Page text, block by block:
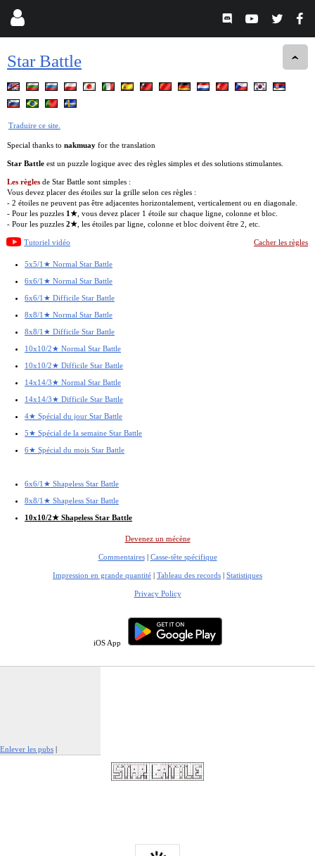
Star Battle
Traduire ce site.
Special thanks to nakmuay for the translation
Star Battle est un puzzle logique avec des règles simples et des solutions stimulantes.
Les règles de Star Battle sont simples :
Vous devez placer des étoiles sur la grille selon ces règles :
- 2 étoiles ne peuvent pas être adjacentes horizontalement, verticalement ou en diagonale.
- Pour les puzzles 1★ , vous devez placer 1 étoile sur chaque ligne, colonne et bloc.
- Pour les puzzles 2★ , les étoiles par ligne, colonne et bloc doivent être 2, etc.
Tutoriel vidéo Cacher les règles
5x5/1★ Normal Star Battle
6x6/1★ Normal Star Battle
6x6/1★ Difficile Star Battle
8x8/1★ Normal Star Battle
8x8/1★ Difficile Star Battle
10x10/2★ Normal Star Battle
10x10/2★ Difficile Star Battle
14x14/3★ Normal Star Battle
14x14/3★ Difficile Star Battle
4★ Spécial du jour Star Battle
5★ Spécial de la semaine Star Battle
6★ Spécial du mois Star Battle
6x6/1★ Shapeless Star Battle
8x8/1★ Shapeless Star Battle
10x10/2★ Shapeless Star Battle
Devenez un mécène
Commentaires| Casse-tête spécifique
Impression en grande quantité | Tableau des records | Statistiques
Privacy Policy
iOS App
Enlever les pubs |